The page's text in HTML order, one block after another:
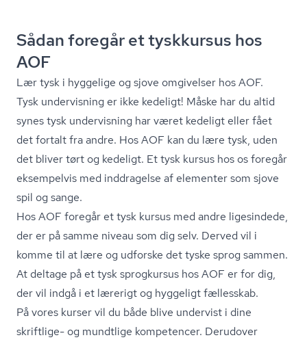
Sådan foregår et tyskkursus hos
AOF
Lær tysk i hyggelige og sjove omgivelser hos AOF.
Tysk undervisning er ikke kedeligt! Måske har du altid
synes tysk undervisning har været kedeligt eller fået
det fortalt fra andre. Hos AOF kan du lære tysk, uden
det bliver tørt og kedeligt. Et tysk kursus hos os foregår
eksempelvis med inddragelse af elementer som sjove
spil og sange.
Hos AOF foregår et tysk kursus med andre ligesindede,
der er på samme niveau som dig selv. Derved vil i
komme til at lære og udforske det tyske sprog sammen.
At deltage på et tysk sprogkursus hos AOF er for dig,
der vil indgå i et lærerigt og hyggeligt fællesskab.
På vores kurser vil du både blive undervist i dine
skriftlige- og mundtlige kompetencer. Derudover